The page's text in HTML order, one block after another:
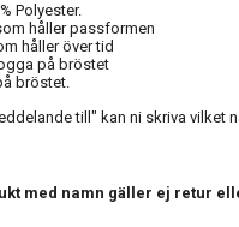
Polyester.
håller passformen
håller över tid
på bröstet
bröstet.
till" kan ni skriva vilket
med namn gäller ej retur